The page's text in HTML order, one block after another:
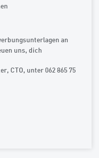
an
uns, dich
CTO, unter 062 865 75